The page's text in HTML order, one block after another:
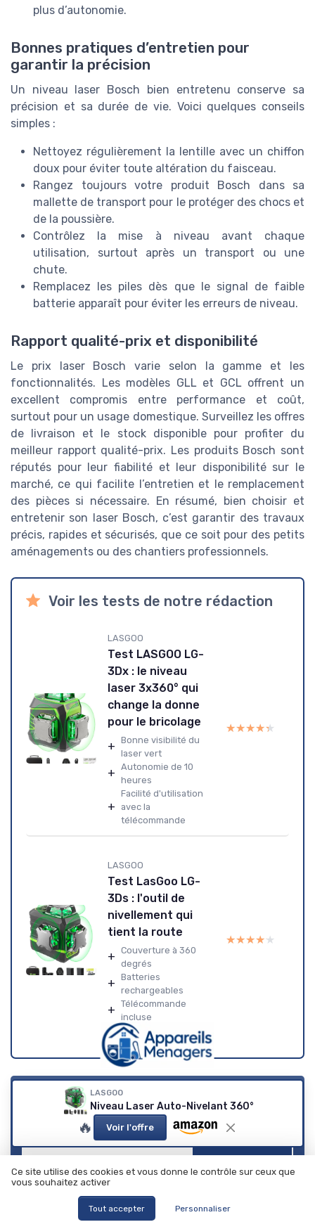
plus d’autonomie.
Bonnes pratiques d’entretien pour
garantir la précision
Un niveau laser Bosch bien entretenu conserve sa
précision et sa durée de vie. Voici quelques conseils
simples :
Nettoyez régulièrement la lentille avec un chiffon
doux pour éviter toute altération du faisceau.
Rangez toujours votre produit Bosch dans sa
mallette de transport pour le protéger des chocs et
de la poussière.
Contrôlez la mise à niveau avant chaque
utilisation, surtout après un transport ou une
chute.
Remplacez les piles dès que le signal de faible
batterie apparaît pour éviter les erreurs de niveau.
Rapport qualité-prix et disponibilité
Le prix laser Bosch varie selon la gamme et les
fonctionnalités. Les modèles GLL et GCL offrent un
excellent compromis entre performance et coût,
surtout pour un usage domestique. Surveillez les offres
de livraison et le stock disponible pour profiter du
meilleur rapport qualité-prix. Les produits Bosch sont
réputés pour leur fiabilité et leur disponibilité sur le
marché, ce qui facilite l’entretien et le remplacement
des pièces si nécessaire. En résumé, bien choisir et
entretenir son laser Bosch, c’est garantir des travaux
précis, rapides et sécurisés, que ce soit pour des petits
aménagements ou des chantiers professionnels.
Voir les tests de notre rédaction
LASGOO
Test LASGOO LG-
3Dx : le niveau
laser 3x360° qui
change la donne
pour le bricolage
+ Bonne visibilité du
laser vert
+ Autonomie de 10
heures
+
Facilité d'utilisation
avec la
télécommande
★★★★★
★★★★★
LASGOO
Test LasGoo LG-
3Ds : l'outil de
nivellement qui
tient la route
+ Couverture à 360
degrés
+ Batteries
rechargeables
+ Télécommande
incluse
★★★★★
★★★★★
TOP 5 des sites de
bons plans et promo
pour les appareils
ménagers
Appareils ménagers — 2026
Téléchargez gratuitement le livre blanc
➔ Télécharger
*En remplissant ce formulaire, j’accepte d’être contacté(e) à
des fins commerciales par Appareils ménagers et ses
partenaires.
LASGOO
Niveau Laser Auto-Nivelant 360°
🔥 Voir l'offre
Ce site utilise des cookies et vous donne le contrôle sur ceux que
vous souhaitez activer
Tout accepter Personnaliser